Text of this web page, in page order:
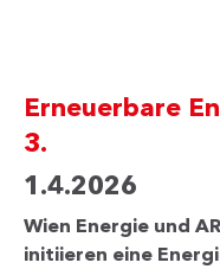
Erneuerbare
3.
1.4.2026
Wien Energie und
initiieren eine